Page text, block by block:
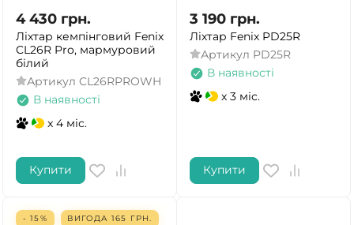
4 430 грн.
Ліхтар кемпінговий Fenix
CL26R Pro, мармуровий
білий
Артикул CL26RPROWH
В наявності
x 4 міс.
Купити
3 190 грн.
Ліхтар Fenix PD25R
Артикул PD25R
В наявності
x 3 міс.
Купити
- 15% ВИГОДА 165 ГРН.